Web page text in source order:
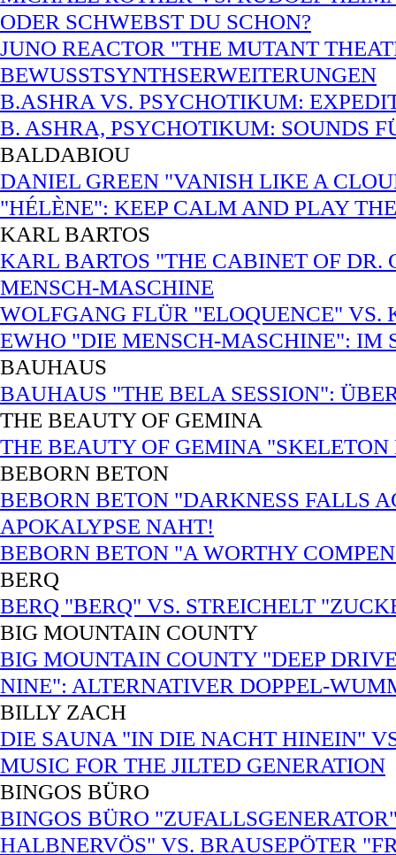
ODER SCHWEBST DU SCHON?
JUNO REACTOR "THE MUTANT
BEWUSSTSYNTHSERWEITERUNGEN
B.ASHRA VS. PSYCHOTIKUM:
B. ASHRA, PSYCHOTIKUM: SOUNDS
BALDABIOU
DANIEL GREEN "VANISH LIKE A
"HÉLÈNE": KEEP CALM AND PLAY
KARL BARTOS
KARL BARTOS "THE CABINET OF
MENSCH-MASCHINE
WOLFGANG FLÜR "ELOQUENCE" VS.
EWHO "DIE MENSCH-MASCHINE": IM
BAUHAUS
BAUHAUS "THE BELA SESSION":
THE BEAUTY OF GEMINA
THE BEAUTY OF GEMINA
BEBORN BETON
BEBORN BETON "DARKNESS FALLS
APOKALYPSE NAHT!
BEBORN BETON "A WORTHY
BERQ
BERQ "BERQ" VS. STREICHELT
BIG MOUNTAIN COUNTY
BIG MOUNTAIN COUNTY "DEEP
NINE": ALTERNATIVER DOPPEL-
BILLY ZACH
DIE SAUNA "IN DIE NACHT HINEIN"
MUSIC FOR THE JILTED GENERATION
BINGOS BÜRO
BINGOS BÜRO
HALBNERVÖS" VS. BRAUSEPÖTER